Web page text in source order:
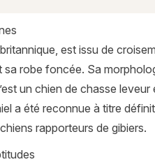
est issu de
sa robe foncée. Sa
un chien de chasse
a été reconnue à titre
rapporteurs de gibiers.